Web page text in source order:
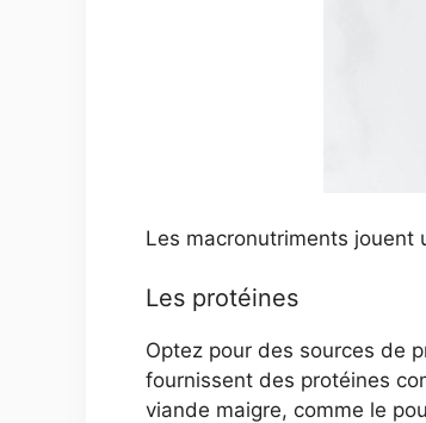
Les macronutriments jouent
Les protéines
Optez pour des sources de
fournissent des protéines
viande maigre, comme le